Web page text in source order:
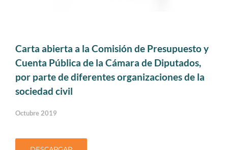
Carta abierta a la Comisión de Presupuesto y
Cuenta Pública de la Cámara de Diputados,
por parte de diferentes organizaciones de la
sociedad civil
Octubre 2019